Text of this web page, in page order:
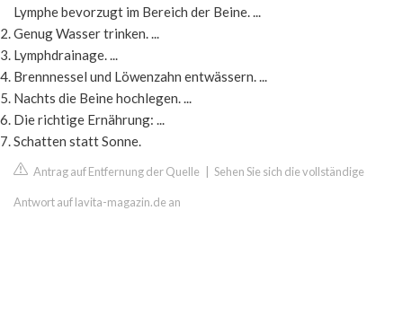
Lymphe bevorzugt im Bereich der Beine. ...
Genug Wasser trinken. ...
Lymphdrainage. ...
Brennnessel und Löwenzahn entwässern. ...
Nachts die Beine hochlegen. ...
Die richtige Ernährung: ...
Schatten statt Sonne.
Antrag auf Entfernung der Quelle Sehen Sie sich die vollständige
Antwort auf lavita-magazin.de an